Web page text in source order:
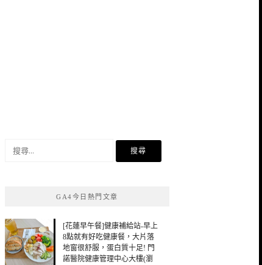
GA4今日熱門文章
[花蓮早午餐]健康補給站-早上
8點就有好吃健康餐，大片落
地窗很舒服，蛋白質十足! 門
諾醫院健康管理中心大樓(瀏